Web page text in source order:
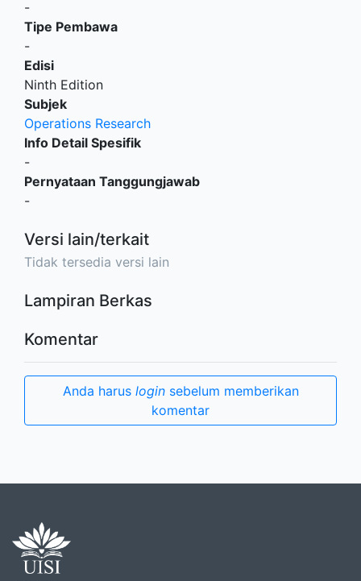
-
Tipe Pembawa
-
Edisi
Ninth Edition
Subjek
Operations Research
Info Detail Spesifik
-
Pernyataan Tanggungjawab
-
Versi lain/terkait
Tidak tersedia versi lain
Lampiran Berkas
Komentar
Anda harus loginsebelum memberikan
komentar